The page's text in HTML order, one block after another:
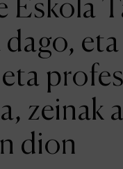
zeinak
dion